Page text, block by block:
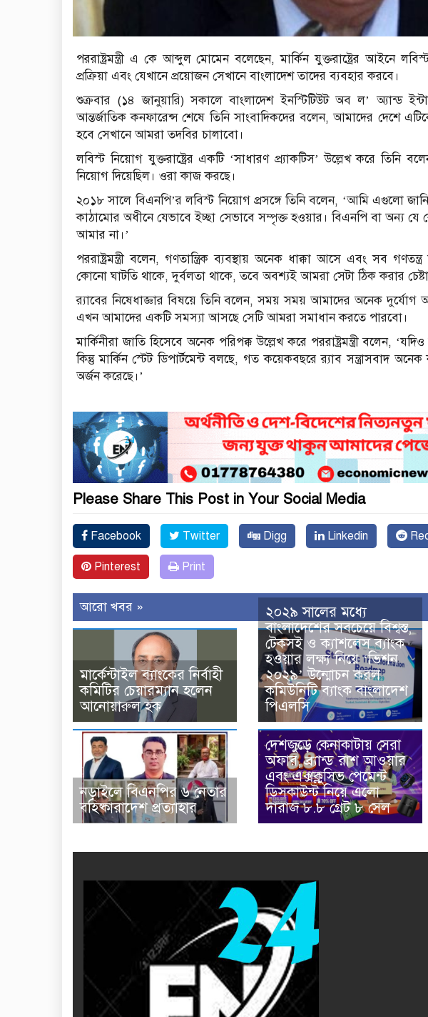
পররাষ্ট্রমন্ত্রী এ কে আব্দুল মোমেন বলেছেন, মার্কিন যুক্তরাষ্ট্রের আইনে
প্রক্রিয়া এবং যেখানে প্রয়োজন সেখানে বাংলাদেশ তাদের ব্যবহার করবে।
শুক্রবার (১৪ জানুয়ারি) সকালে বাংলাদেশ ইনস্টিটিউট অব ল’ অ্যান্ড
আন্তর্জাতিক কনফারেন্স শেষে তিনি সাংবাদিকদের বলেন, আমাদের দেশে
হবে সেখানে আমরা তদবির চালাবো।
লবিস্ট নিয়োগ যুক্তরাষ্ট্রের একটি ‘সাধারণ প্র্যাকটিস’ উল্লেখ করে তিনি
নিয়োগ দিয়েছিল। ওরা কাজ করছে।
২০১৮ সালে বিএনপি’র লবিস্ট নিয়োগ প্রসঙ্গে তিনি বলেন, ‘আমি এগুলো
কাঠামোর অধীনে যেভাবে ইচ্ছা সেভাবে সম্পৃক্ত হওয়ার। বিএনপি বা অন্য
আমার না।’
পররাষ্ট্রমন্ত্রী বলেন, গণতান্ত্রিক ব্যবস্থায় অনেক ধাক্কা আসে এবং সব
কোনো ঘাটতি থাকে, দুর্বলতা থাকে, তবে অবশ্যই আমরা সেটা ঠিক করার
র‌্যাবের নিষেধাজ্ঞার বিষয়ে তিনি বলেন, সময় সময় আমাদের অনেক
এখন আমাদের একটি সমস্যা আসছে সেটি আমরা সমাধান করতে পারবো।
মার্কিনীরা জাতি হিসেবে অনেক পরিপক্ক উল্লেখ করে পররাষ্ট্রমন্ত্রী বলেন,
কিন্তু মার্কিন স্টেট ডিপার্টমেন্ট বলছে, গত কয়েকবছরে র‌্যাব সন্ত্রাসবাদ
অর্জন করেছে।’
Please Share This Post in Your Social Media
Facebook Twitter Digg Linkedin
Pinterest Print
আরো খবর »
মার্কেন্টাইল ব্যাংকের নির্বাহী
কমিটির চেয়ারম্যান হলেন
আনোয়ারুল হক
২০২৯ সালের মধ্যে
বাংলাদেশের সবচেয়ে বিশ্বস্ত,
টেকসই ও ক্যাশলেস ব্যাংক
হওয়ার লক্ষ্য নিয়ে ‘ভিশন
২০২৯’ উন্মোচন করল
কমিউনিটি ব্যাংক বাংলাদেশ
পিএলসি
নড়াইলে বিএনপির ৬ নেতার
বহিষ্কারাদেশ প্রত্যাহার
দেশজুড়ে কেনাকাটায় সেরা
অফার, ব্র্যান্ড রাশ আওয়ার
এবং এক্সক্লুসিভ পেমেন্ট
ডিসকাউন্ট নিয়ে এলো
দারাজ ৮.৮ গ্রেট ৮ সেল